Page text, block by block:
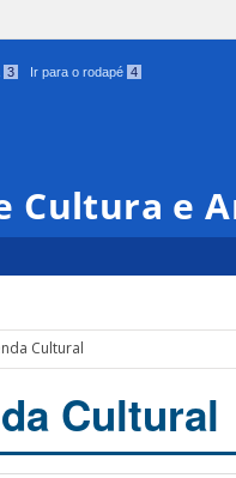
3 Ir para o rodapé 4
Cultura e
Cultural
Cultural